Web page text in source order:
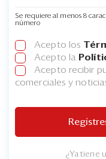
Se requiere al menos 8
número
Acepto los
Acepto la
Acepto recibir
comerciales y
¿Ya tiene